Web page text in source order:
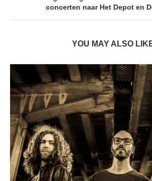
concerten naar Het Depot en
YOU MAY ALSO